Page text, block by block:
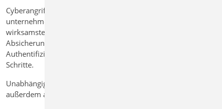
Cyberangriffe sind kein Ausnahmefall mehr, sondern Teil des
unternehmerischen Risikos. Entscheidend ist, die
wirksamsten Maßnahmen konsequent umzusetzen. Die
Absicherung von Benutzerkonten durch Mehrfaktor-
Authentifizierung ist dabei einer der wichtigsten ersten
Schritte.
Unabhängig vom Sicherheitsthema möchten wir Sie
außerdem auf zwei organisatorische Punkte hinweisen: